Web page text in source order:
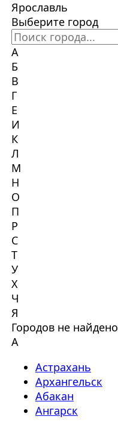
Ярославль
Выберите город
А
Б
В
Г
Е
И
К
Л
М
Н
О
П
Р
С
Т
У
Х
Ч
Я
Городов не найдено
А
Астрахань
Архангельск
Абакан
Ангарск